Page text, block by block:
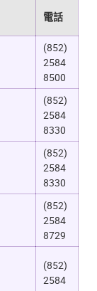
電話
(852)
2584
8500
(852)
2584
8330
(852)
2584
8330
(852)
2584
8729
(852)
2584